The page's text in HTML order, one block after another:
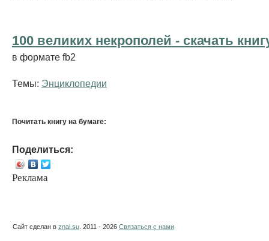
100 великих некрополей - cкачать
в формате fb2
Темы: Энциклопедии
Почитать книгу на бумаге:
Поделиться:
Реклама
Сайт сделан в znai.su . 2011 - 2026 Связаться с нами